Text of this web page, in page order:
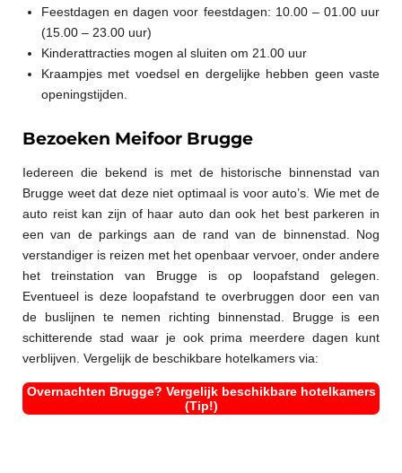
Feestdagen en dagen voor feestdagen: 10.00 – 01.00 uur
(15.00 – 23.00 uur)
Kinderattracties mogen al sluiten om 21.00 uur
Kraampjes met voedsel en dergelijke hebben geen vaste
openingstijden.
Bezoeken Meifoor Brugge
Iedereen die bekend is met de historische binnenstad van
Brugge weet dat deze niet optimaal is voor auto’s. Wie met de
auto reist kan zijn of haar auto dan ook het best parkeren in
een van de parkings aan de rand van de binnenstad. Nog
verstandiger is reizen met het openbaar vervoer, onder andere
het treinstation van Brugge is op loopafstand gelegen.
Eventueel is deze loopafstand te overbruggen door een van
de buslijnen te nemen richting binnenstad. Brugge is een
schitterende stad waar je ook prima meerdere dagen kunt
verblijven. Vergelijk de beschikbare hotelkamers via:
Overnachten Brugge? Vergelijk beschikbare hotelkamers
(Tip!)